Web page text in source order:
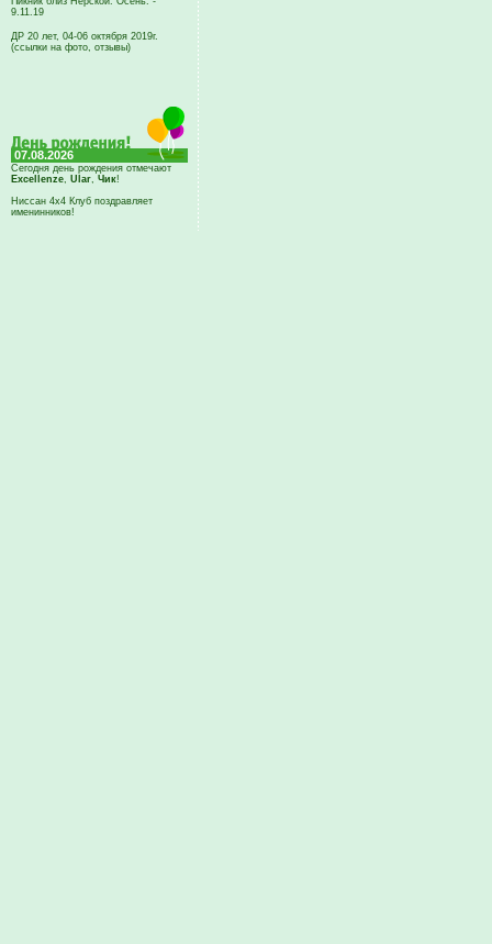
9.11.19
ДР 20 лет, 04-06 октября 2019г.
(ссылки на фото, отзывы)
07.08.2026
Сегодня день рождения отмечают
Excellenze, Ular, Чик!
Ниссан 4х4 Клуб поздравляет
именинников!